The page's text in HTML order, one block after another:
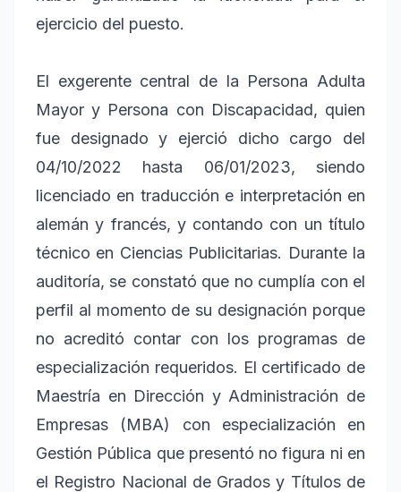
ejercicio del puesto.
El exgerente central de la Persona Adulta
Mayor y Persona con Discapacidad, quien
fue designado y ejerció dicho cargo del
04/10/2022 hasta 06/01/2023, siendo
licenciado en traducción e interpretación en
alemán y francés, y contando con un título
técnico en Ciencias Publicitarias. Durante la
auditoría, se constató que no cumplía con el
perfil al momento de su designación porque
no acreditó contar con los programas de
especialización requeridos. El certificado de
Maestría en Dirección y Administración de
Empresas (MBA) con especialización en
Gestión Pública que presentó no figura ni en
el Registro Nacional de Grados y Títulos de